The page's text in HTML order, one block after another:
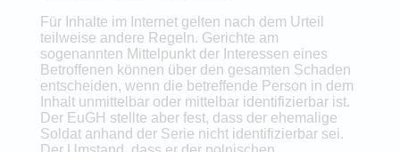
Für Inhalte im Internet gelten nach dem Urteil
teilweise andere Regeln. Gerichte am
sogenannten Mittelpunkt der Interessen eines
Betroffenen können über den gesamten Schaden
entscheiden, wenn die betreffende Person in dem
Inhalt unmittelbar oder mittelbar identifizierbar ist.
Der EuGH stellte aber fest, dass der ehemalige
Soldat anhand der Serie nicht identifizierbar sei.